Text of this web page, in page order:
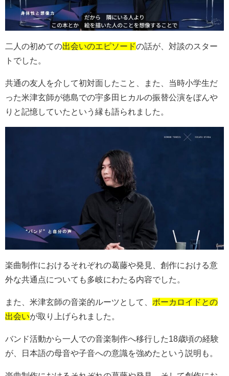
二人の初めての出会いのエピソードの話が、対談のスター
トでした。
共通の友人を介して初対面したこと、また、当時小学生だ
った米津玄師が徳島での宇多田ヒカルの振替公演をぼんや
りと記憶していたという縁も語られました。
楽曲制作におけるそれぞれの葛藤や発見、創作における意
外な共通点についても多岐にわたる内容でした。
また、米津玄師の音楽的ルーツとして、 ボーカロイドとの
出会いが取り上げられました。
バンド活動から一人での音楽制作へ移行した18歳頃の経験
が、日本語の母音や子音への意識を強めたという説明も。